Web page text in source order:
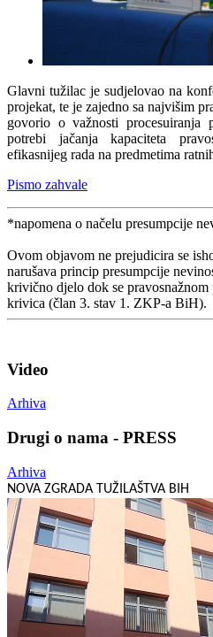
Glavni tužilac je sudjelovao na
projekat, te je zajedno sa najvišim
govorio o važnosti procesuiranja
potrebi jačanja kapaciteta
efikasnijeg rada na predmetima
Pismo zahvale
*napomena o načelu presumpcije
Ovom objavom ne prejudicira se
narušava princip presumpcije
krivično djelo dok se
krivica (član 3. stav 1. ZKP-a BiH).
Video
Arhiva
Drugi o nama - PRESS
Arhiva
NOVA ZGRADA TUŽILAŠTVA BIH